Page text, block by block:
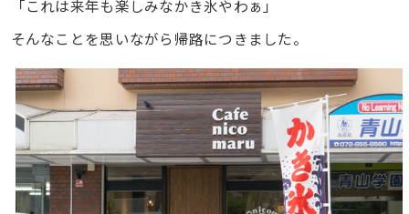
「これは来年も楽しみなかき氷やわぁ」
そんなことを思いながら帰路につきました。